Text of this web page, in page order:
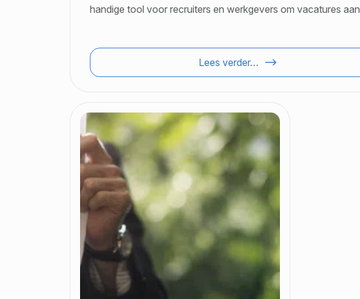
handige tool voor recruiters en werkgevers om vacatures aan
Lees verder…